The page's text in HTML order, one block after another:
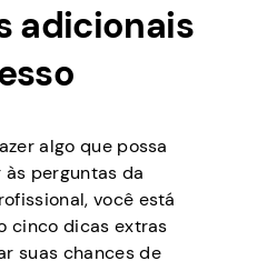
adicionais
algo que possa
perguntas da
você está
cinco dicas extras
suas chances de